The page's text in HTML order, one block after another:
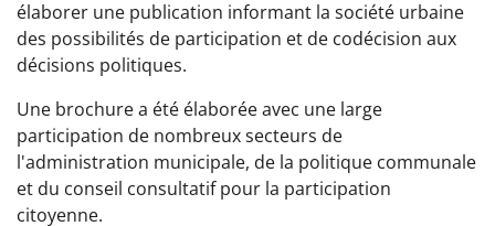
élaborer une publication informant la société urbaine
des possibilités de participation et de codécision aux
décisions politiques.
Une brochure a été élaborée avec une large
participation de nombreux secteurs de
l'administration municipale, de la politique communale
et du conseil consultatif pour la participation
citoyenne.